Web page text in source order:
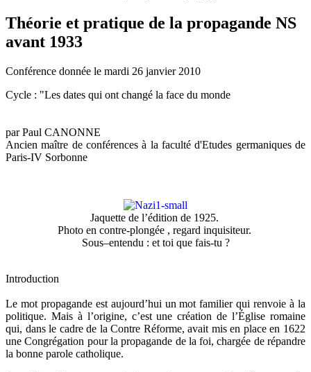
Théorie et pratique de la propagande NS
avant 1933
Conférence donnée le mardi 26 janvier 2010
Cycle : "Les dates qui ont changé la face du monde
par Paul CANONNE
Ancien maître de conférences à la faculté d'Etudes germaniques de
Paris-IV Sorbonne
Jaquette de l’édition de 1925.
Photo en contre-plongée , regard inquisiteur.
Sous–entendu : et toi que fais-tu ?
Introduction
Le mot propagande est aujourd’hui un mot familier qui renvoie à la
politique. Mais à l’origine, c’est une création de l’Église romaine
qui, dans le cadre de la Contre Réforme, avait mis en place en 1622
une Congrégation pour la propagande de la foi, chargée de répandre
la bonne parole catholique.